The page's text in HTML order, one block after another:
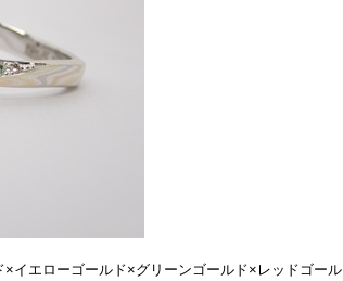
イエローゴールド×グリーンゴールド×レッドゴール